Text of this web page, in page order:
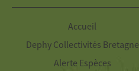
Accueil
Dephy Collectivités Bretagne
Alerte Espèces